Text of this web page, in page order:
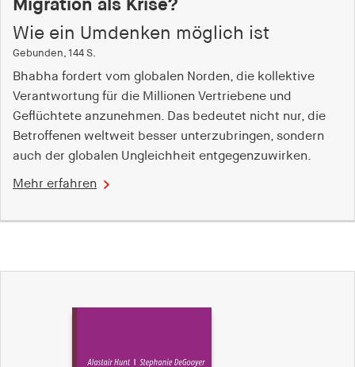
Migration als Krise?
Wie ein Umdenken möglich ist
Gebunden, 144 S.
Bhabha fordert vom globalen Norden, die kollektive
Verantwortung für die Millionen Vertriebene und
Geflüchtete anzunehmen. Das bedeutet nicht nur, die
Betroffenen weltweit besser unterzubringen, sondern
auch der globalen Ungleichheit entgegenzuwirken.
Mehr erfahren